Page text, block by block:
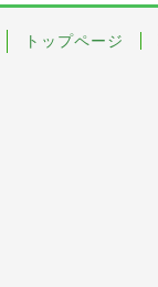
トップページ